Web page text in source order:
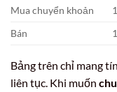
Mua chuyển khoản
Bán
Bảng trên chỉ mang
liên tục. Khi muốn